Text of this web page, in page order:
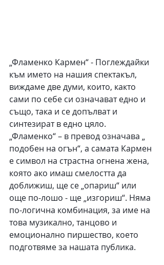
„Фламенко Кармен“ - Поглеждайки
към името на нашия спектакъл,
виждаме две думи, които, както
сами по себе си означават едно и
също, така и се допълват и
синтезират в едно цяло.
„Фламенко“ – в превод означава „
подобен на огън“, а самата Кармен
е символ на страстна огнена жена,
която ако имаш смелостта да
доближиш, ще се „опариш“ или
още по-лошо - ще „изгориш“. Няма
по-логична комбинация, за име на
това музикално, танцово и
емоционално пиршество, което
подготвяме за нашата публика.